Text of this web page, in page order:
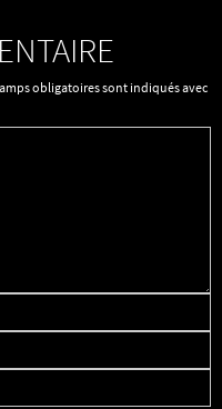
obligatoires sont indiqués avec